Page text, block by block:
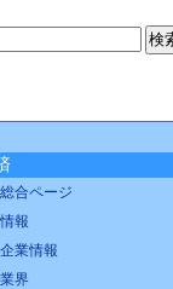
合ページ
報
業情報
界